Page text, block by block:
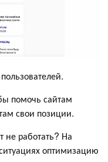
помочь сайтам
свои позиции.
не работать? На
оптимизацию